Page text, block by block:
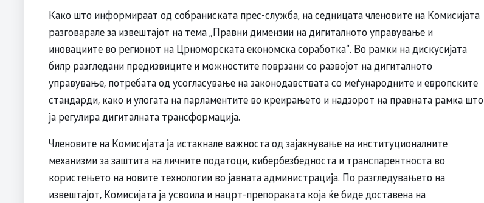
Како што информираат од собраниската прес-служба, на седницата членовите на Комисијата
разговарале за извештајот на тема „Правни димензии на дигиталното управување и
иновациите во регионот на Црноморската економска соработка“. Во рамки на дискусијата
билр разгледани предизвиците и можностите поврзани со развојот на дигиталното
управување, потребата од усогласување на законодавствата со меѓународните и европските
стандарди, како и улогата на парламентите во креирањето и надзорот на правната рамка што
ја регулира дигиталната трансформација.
Членовите на Комисијата ја истакнале важноста од зајакнување на институционалните
механизми за заштита на личните податоци, кибербезбедноста и транспарентноста во
користењето на новите технологии во јавната администрација. По разгледувањето на
извештајот, Комисијата ја усвоила и нацрт-препораката која ќе биде доставена на